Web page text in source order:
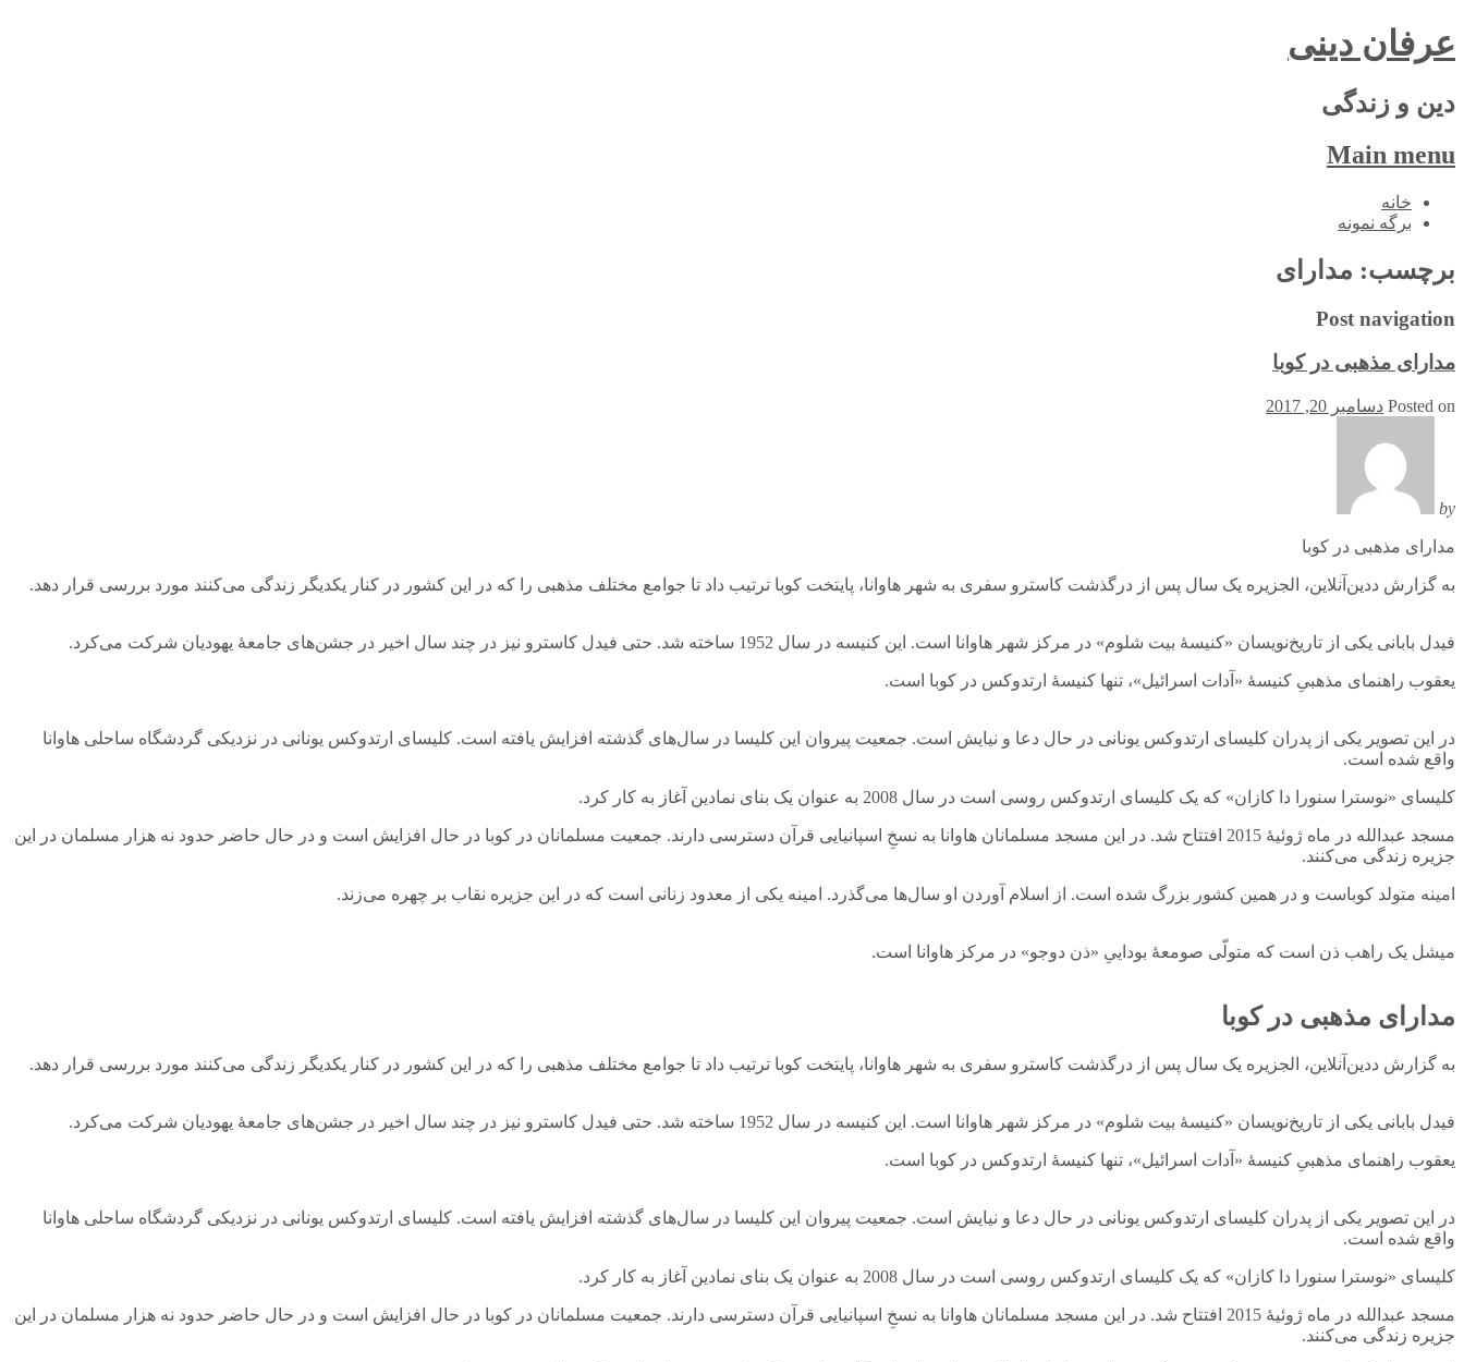
عرفان دینی
دین و زندگی
Main menu
Skip
خانه
برگه نمونه
برچسب: مدارای
Post navigation
مدارای مذهبی در کوبا
Posted on دسامبر 20, 2017
by
مدارای مذهبی در کوبا
به گزارش ددین‌آنلاین، الجزیره یک سال پس از درگذشت کاسترو سفری به شهر هاوانا، پایتخت کوبا ترتیب داد تا جوامع مختلف مذهبی را که در این کشور در کنار یکدیگر زندگی می‌کنند مورد بررسی قرار دهد.
فیدل بابانی یکی از تاریخ‌نویسان «کنیسۀ بیت شلوم» در مرکز شهر هاوانا است. این کنیسه در سال 1952 ساخته شد. حتی فیدل کاسترو نیز در چند سال اخیر در جشن‌های جامعۀ یهودیان شرکت می‌کرد.
یعقوب راهنمای مذهبیِ کنیسۀ «آدات اسرائیل»، تنها کنیسۀ ارتدوکس در کوبا است.
در این تصویر یکی از پدران کلیسای ارتدوکس یونانی در حال دعا و نیایش است. جمعیت پیروان این کلیسا در سال‌های گذشته افزایش یافته است. کلیسای ارتدوکس یونانی در نزدیکی گردشگاه ساحلی هاوانا
واقع شده است.
کلیسای «نوسترا سنورا دا کازان» که یک کلیسای ارتدوکس روسی است در سال 2008 به عنوان یک بنای نمادین آغاز به کار کرد.
مسجد عبدالله در ماه ژوئیۀ 2015 افتتاح شد. در این مسجد مسلمانان هاوانا به نسخِ اسپانیایی قرآن دسترسی دارند. جمعیت مسلمانان در کوبا در حال افزایش است و در حال حاضر حدود نه هزار مسلمان در این
جزیره زندگی می‌کنند.
امینه متولد کوباست و در همین کشور بزرگ شده است. از اسلام آوردن او سال‌ها می‌گذرد. امینه یکی از معدود زنانی است که در این جزیره نقاب بر چهره می‌زند.
میشل یک راهب ذن است که متولّی صومعۀ بوداییِ «ذن دوجو» در مرکز هاوانا است.
مدارای مذهبی در کوبا
به گزارش ددین‌آنلاین، الجزیره یک سال پس از درگذشت کاسترو سفری به شهر هاوانا، پایتخت کوبا ترتیب داد تا جوامع مختلف مذهبی را که در این کشور در کنار یکدیگر زندگی می‌کنند مورد بررسی قرار دهد.
فیدل بابانی یکی از تاریخ‌نویسان «کنیسۀ بیت شلوم» در مرکز شهر هاوانا است. این کنیسه در سال 1952 ساخته شد. حتی فیدل کاسترو نیز در چند سال اخیر در جشن‌های جامعۀ یهودیان شرکت می‌کرد.
یعقوب راهنمای مذهبیِ کنیسۀ «آدات اسرائیل»، تنها کنیسۀ ارتدوکس در کوبا است.
در این تصویر یکی از پدران کلیسای ارتدوکس یونانی در حال دعا و نیایش است. جمعیت پیروان این کلیسا در سال‌های گذشته افزایش یافته است. کلیسای ارتدوکس یونانی در نزدیکی گردشگاه ساحلی هاوانا
واقع شده است.
کلیسای «نوسترا سنورا دا کازان» که یک کلیسای ارتدوکس روسی است در سال 2008 به عنوان یک بنای نمادین آغاز به کار کرد.
مسجد عبدالله در ماه ژوئیۀ 2015 افتتاح شد. در این مسجد مسلمانان هاوانا به نسخِ اسپانیایی قرآن دسترسی دارند. جمعیت مسلمانان در کوبا در حال افزایش است و در حال حاضر حدود نه هزار مسلمان در این
جزیره زندگی می‌کنند.